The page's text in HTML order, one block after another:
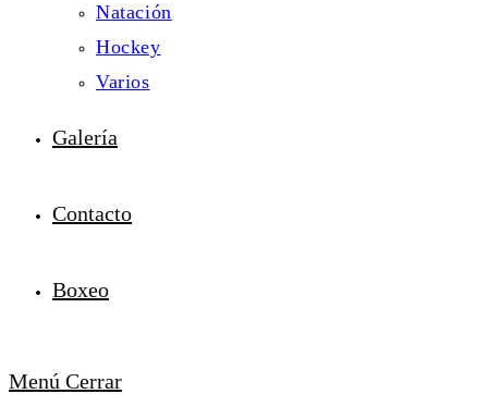
Natación
Hockey
Varios
Galería
Contacto
Boxeo
Menú Cerrar